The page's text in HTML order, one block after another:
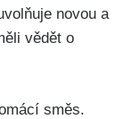
novou a
vědět o⁣
směs.